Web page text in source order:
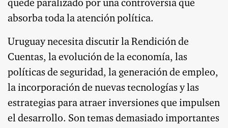
quede paralizado por una controversia que
absorba toda la atención política.
Uruguay necesita discutir la Rendición de
Cuentas, la evolución de la economía, las
políticas de seguridad, la generación de empleo,
la incorporación de nuevas tecnologías y las
estrategias para atraer inversiones que impulsen
el desarrollo. Son temas demasiado importantes